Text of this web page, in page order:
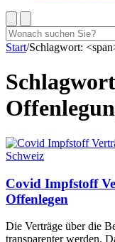
Suchen
nach:
Start/Schlagwort:
Schweiz
Covid Impfstoff
Offenlegen
Die Verträge über die
transparenter werden.